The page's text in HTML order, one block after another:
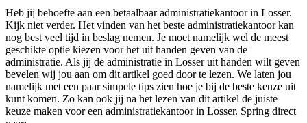
Heb jij behoefte aan een betaalbaar administratiekantoor in Losser.
Kijk niet verder. Het vinden van het beste administratiekantoor kan
nog best veel tijd in beslag nemen. Je moet namelijk wel de meest
geschikte optie kiezen voor het uit handen geven van de
administratie. Als jij de administratie in Losser uit handen wilt geven
bevelen wij jou aan om dit artikel goed door te lezen. We laten jou
namelijk met een paar simpele tips zien hoe je bij de beste keuze uit
kunt komen. Zo kan ook jij na het lezen van dit artikel de juiste
keuze maken voor een administratiekantoor in Losser. Spring direct